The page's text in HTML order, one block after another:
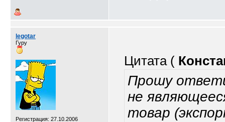
legotar
Гуру
Регистрация: 27.10.2006
Цитата (
Прошу
не
товар